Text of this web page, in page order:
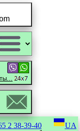
2 38-39-40
UA